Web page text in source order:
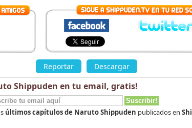
Reportar Descargar
Shippuden en tu email, gratis!
últimos capítulos de Naruto Shippuden publicados en